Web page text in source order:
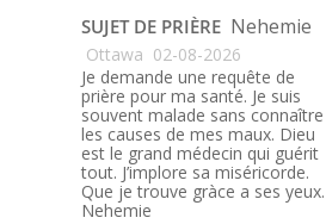
SUJET DE PRIÈRE Nehemie
Ottawa 02-08-2026
Je demande une requête de
prière pour ma santé. Je suis
souvent malade sans connaître
les causes de mes maux. Dieu
est le grand médecin qui guérit
tout. J’implore sa miséricorde.
Que je trouve gràce a ses yeux.
Nehemie